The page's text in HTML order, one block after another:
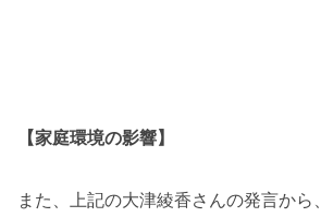
【家庭環境の影響】
また、上記の大津綾香さんの発言から、